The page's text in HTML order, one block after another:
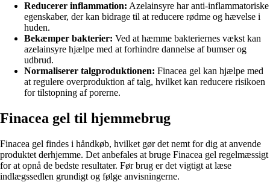
Reducerer inflammation: Azelainsyre har anti-inflammatoriske
egenskaber, der kan bidrage til at reducere rødme og hævelse i
huden.
Bekæmper bakterier: Ved at hæmme bakteriernes vækst kan
azelainsyre hjælpe med at forhindre dannelse af bumser og
udbrud.
Normaliserer talgproduktionen: Finacea gel kan hjælpe med
at regulere overproduktion af talg, hvilket kan reducere risikoen
for tilstopning af porerne.
Finacea gel til hjemmebrug
Finacea gel findes i håndkøb, hvilket gør det nemt for dig at anvende
produktet derhjemme. Det anbefales at bruge Finacea gel regelmæssigt
for at opnå de bedste resultater. Før brug er det vigtigt at læse
indlægssedlen grundigt og følge anvisningerne.